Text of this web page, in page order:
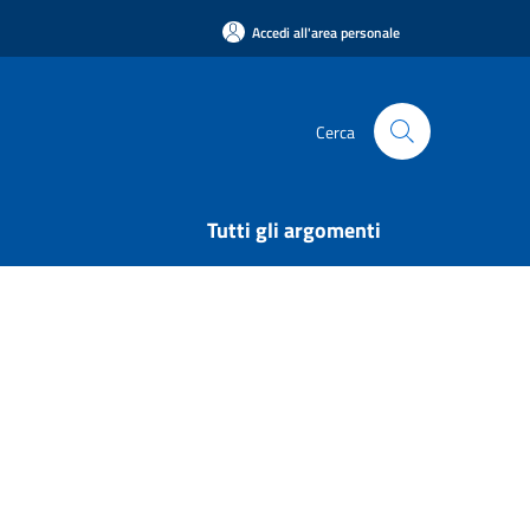
Accedi all'area personale
Cerca
Tutti gli argomenti